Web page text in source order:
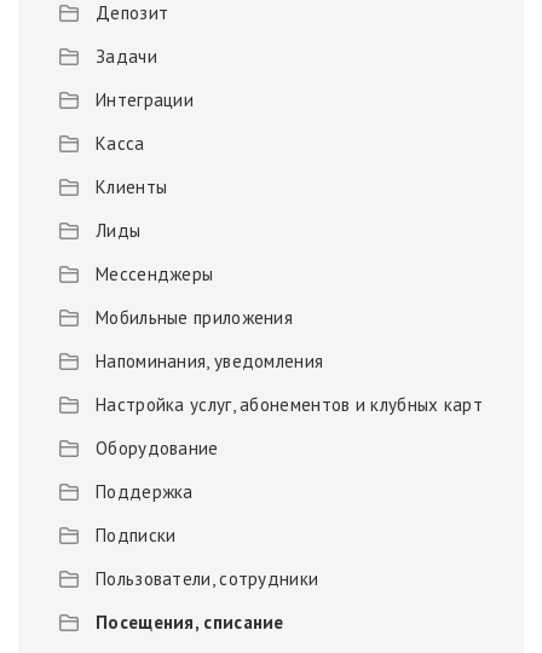
Депозит
Задачи
Интеграции
Касса
Клиенты
Лиды
Мессенджеры
Мобильные приложения
Напоминания, уведомления
Настройка услуг, абонементов и клубных карт
Оборудование
Поддержка
Подписки
Пользователи, сотрудники
Посещения, списание